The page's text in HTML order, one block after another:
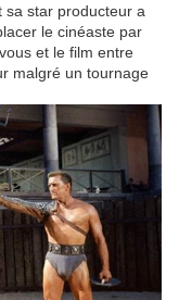
sa star producteur a
le cinéaste par
et le film entre
malgré un tournage